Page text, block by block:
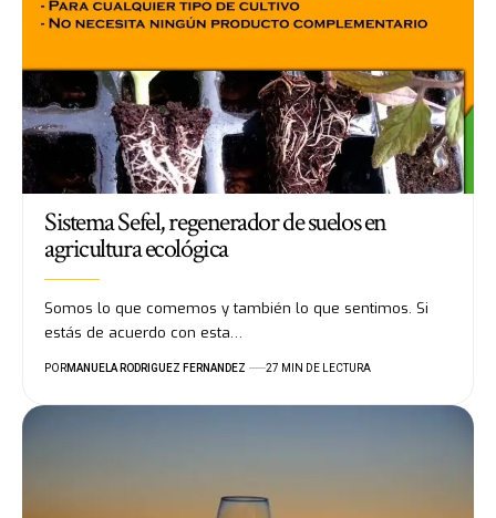
Sistema Sefel, regenerador de suelos en
agricultura ecológica
Somos lo que comemos y también lo que sentimos. Si
estás de acuerdo con esta…
PORMANUELA RODRIGUEZ FERNANDEZ 27 MIN DE LECTURA